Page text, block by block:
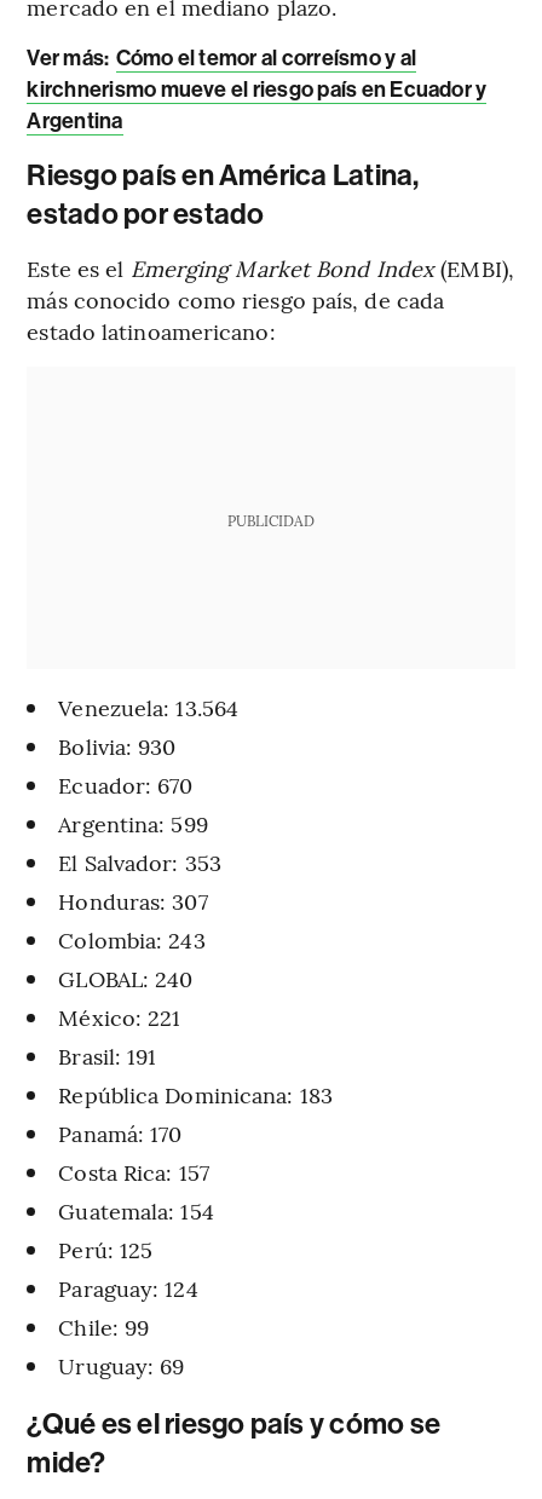
mercado en el mediano plazo.
Ver más: Cómo el temor al correísmo y al
kirchnerismo mueve el riesgo país en Ecuador y
Argentina
Riesgo país en América Latina,
estado por estado
Este es el Emerging Market Bond Index(EMBI),
más conocido como riesgo país, de cada
estado latinoamericano:
PUBLICIDAD
Venezuela: 13.564
Bolivia: 930
Ecuador: 670
Argentina: 599
El Salvador: 353
Honduras: 307
Colombia: 243
GLOBAL: 240
México: 221
Brasil: 191
República Dominicana: 183
Panamá: 170
Costa Rica: 157
Guatemala: 154
Perú: 125
Paraguay: 124
Chile: 99
Uruguay: 69
¿Qué es el riesgo país y cómo se
mide?